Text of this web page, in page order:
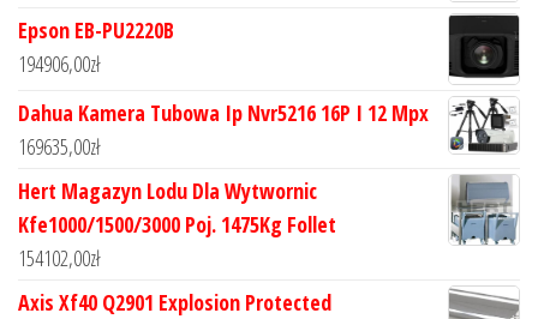
Epson EB-PU2220B
194906,00zł
Dahua Kamera Tubowa Ip Nvr5216 16P I 12 Mpx
169635,00zł
Hert Magazyn Lodu Dla Wytwornic
Kfe1000/1500/3000 Poj. 1475Kg Follet
154102,00zł
Axis Xf40 Q2901 Explosion Protected